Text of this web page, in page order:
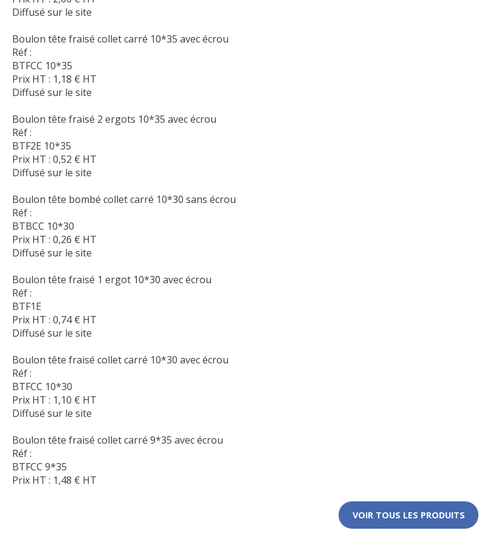
Diffusé sur le site
Boulon tête fraisé collet carré 10*35 avec écrou
Réf :
BTFCC 10*35
Prix HT : 1,18 € HT
Diffusé sur le site
Boulon tête fraisé 2 ergots 10*35 avec écrou
Réf :
BTF2E 10*35
Prix HT : 0,52 € HT
Diffusé sur le site
Boulon tête bombé collet carré 10*30 sans écrou
Réf :
BTBCC 10*30
Prix HT : 0,26 € HT
Diffusé sur le site
Boulon tête fraisé 1 ergot 10*30 avec écrou
Réf :
BTF1E
Prix HT : 0,74€ HT
Diffusé sur le site
Boulon tête fraisé collet carré 10*30 avec écrou
Réf :
BTFCC 10*30
Prix HT : 1,10 € HT
Diffusé sur le site
Boulon tête fraisé collet carré 9*35 avec écrou
Réf :
BTFCC 9*35
Prix HT : 1,48 € HT
VOIR TOUS LES PRODUITS